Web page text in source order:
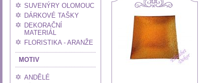
SUVENÝRY OLOMOUC
DÁRKOVÉ TAŠKY
DEKORAČNÍ
MATERIÁL
FLORISTIKA - ARANŽE
MOTIV
ANDĚLÉ